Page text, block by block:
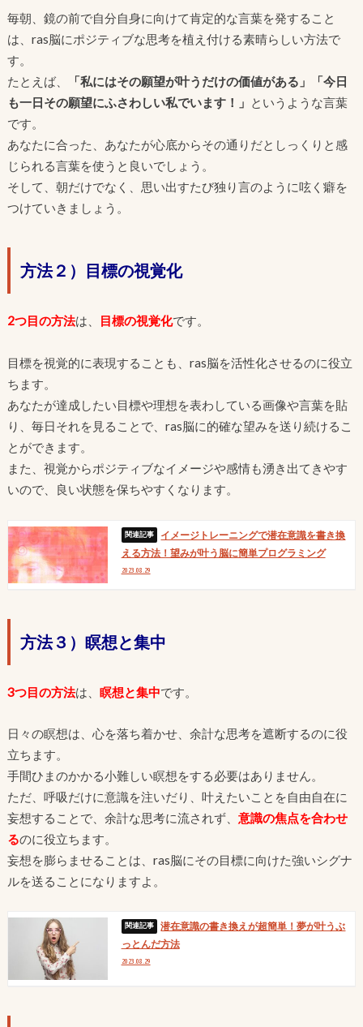
毎朝、鏡の前で自分自身に向けて肯定的な言葉を発すること
は、ras脳にポジティブな思考を植え付ける素晴らしい方法で
す。
たとえば、
「私にはその願望が叶うだけの価値がある」「今日
も一日その願望にふさわしい私でいます！」 というような言葉
です。
あなたに合った、あなたが心底からその通りだとしっくりと感
じられる言葉を使うと良いでしょう。
そして、朝だけでなく、思い出すたび独り言のように呟く癖を
つけていきましょう。
方法２）目標の視覚化
2つ目の方法は、 目標の視覚化です。
目標を視覚的に表現することも、ras脳を活性化させるのに役立
ちます。
あなたが達成したい目標や理想を表わしている画像や言葉を貼
り、毎日それを見ることで、ras脳に的確な望みを送り続けるこ
とができます。
また、視覚からポジティブなイメージや感情も湧き出てきやす
いので、良い状態を保ちやすくなります。
イメージトレーニングで潜在意識を書き換
える方法！望みが叶う脳に簡単プログラミング
2023.08.29
方法３）瞑想と集中
3つ目の方法は、 瞑想と集中です。
日々の瞑想は、心を落ち着かせ、余計な思考を遮断するのに役
立ちます。
手間ひまのかかる小難しい瞑想をする必要はありません。
ただ、呼吸だけに意識を注いだり、叶えたいことを自由自在に
妄想することで、余計な思考に流されず、 意識の焦点を合わせ
るのに役立ちます。
妄想を膨らませることは、ras脳にその目標に向けた強いシグナ
ルを送ることになりますよ。
潜在意識の書き換えが超簡単！夢が叶うぶ
っとんだ方法
2023.08.29